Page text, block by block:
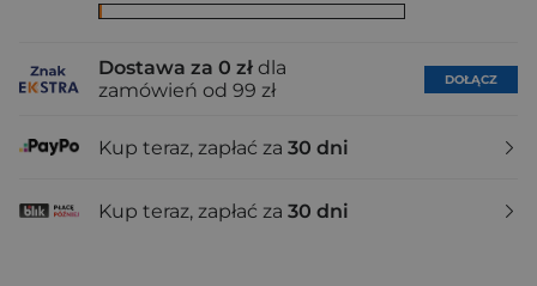
Dostawa za 0 zł dla
zamówień od 99 zł
DOŁĄCZ
Kup teraz, zapłać za 30 dni
Kup teraz, zapłać za 30 dni